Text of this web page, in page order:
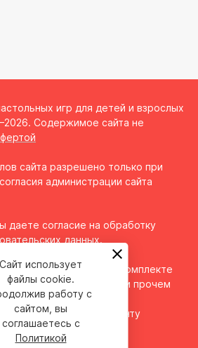
игр для детей и взрослых
Содержимое сайта не
сайта разрешено только при
администрации сайта
даете согласие на обработку
данных.
характеристиках, комплекте
внешнем виде и прочем
справочный характер и
доступных к моменту
Сайт использует
файлы cookie.
работу с
сайтом, вы
соглашаетесь с
Политикой